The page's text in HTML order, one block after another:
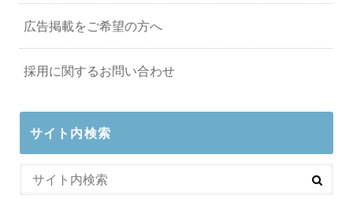
広告掲載をご希望の方へ
採用に関するお問い合わせ
サイト内検索